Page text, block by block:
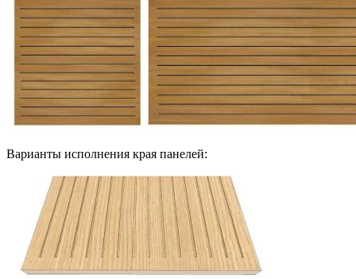
Варианты исполнения края панелей: